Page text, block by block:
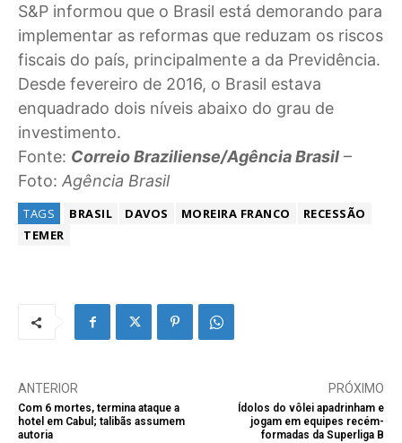
S&P informou que o Brasil está demorando para
implementar as reformas que reduzam os riscos
fiscais do país, principalmente a da Previdência.
Desde fevereiro de 2016, o Brasil estava
enquadrado dois níveis abaixo do grau de
investimento.
Fonte: Correio Braziliense/Agência Brasil –
Foto: Agência Brasil
TAGS BRASIL DAVOS MOREIRA FRANCO
RECESSÃO
TEMER
ANTERIOR
Com 6 mortes, termina ataque a
hotel em Cabul; talibãs assumem
autoria
PRÓXIMO
Ídolos do vôlei apadrinham e
jogam em equipes recém-
formadas da Superliga B